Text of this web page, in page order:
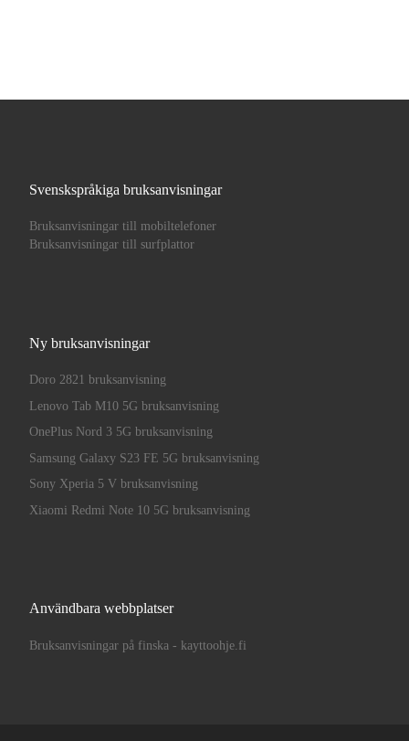
Svenskspråkiga bruksanvisningar
Bruksanvisningar till mobiltelefoner
Bruksanvisningar till surfplattor
Ny bruksanvisningar
Doro 2821 bruksanvisning
Lenovo Tab M10 5G bruksanvisning
OnePlus Nord 3 5G bruksanvisning
Samsung Galaxy S23 FE 5G bruksanvisning
Sony Xperia 5 V bruksanvisning
Xiaomi Redmi Note 10 5G bruksanvisning
Användbara webbplatser
Bruksanvisningar på finska - kayttoohje.fi